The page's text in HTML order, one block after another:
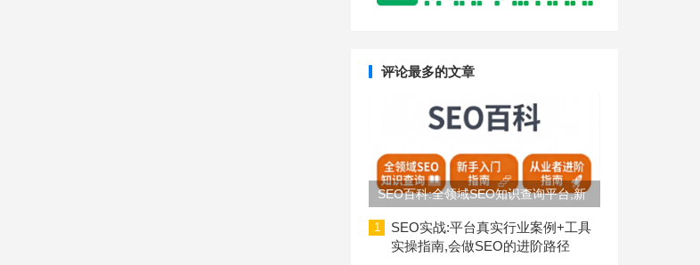
评论最多的文章
SEO百科:全领域SEO知识查询平台,新
手入门到从业者进阶指南
1
SEO实战:平台真实行业案例+工具
实操指南,会做SEO的进阶路径